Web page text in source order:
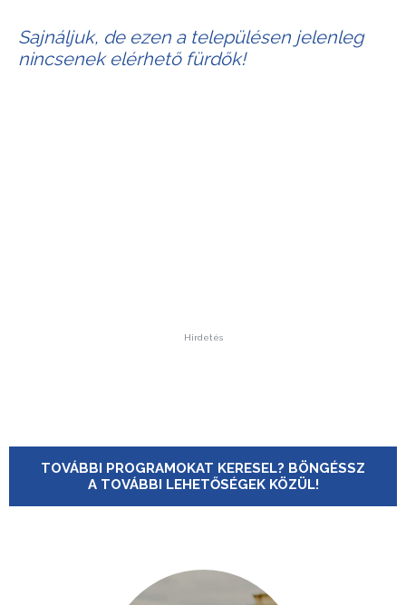
Sajnáljuk, de ezen a településen jelenleg
nincsenek elérhető fürdők!
Hirdetés
TOVÁBBI PROGRAMOKAT KERESEL? BÖNGÉSSZ
A TOVÁBBI LEHETŐSÉGEK KÖZÜL!